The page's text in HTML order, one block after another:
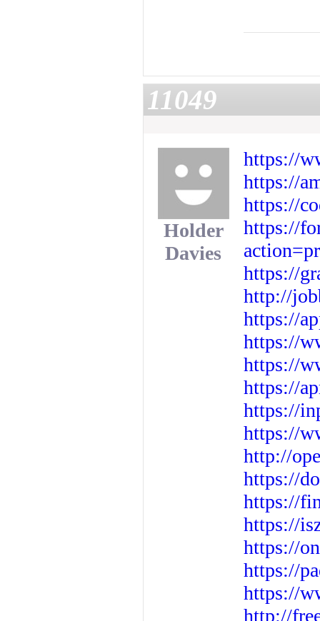
11049
Holder
Davies
https://
https://
https://
https://
https://
http://
https://
https://
https://
https://
https://
https://
http://
https://
https://
https://
https://
https://
https://
http://